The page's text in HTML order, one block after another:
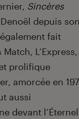
Sincères
depuis son
fait
prolifique
amorcée en
aussi
devant